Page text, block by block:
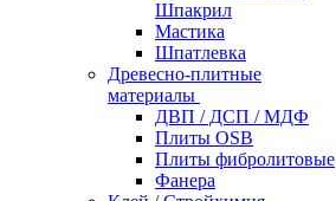
Шпакрил
Мастика
Шпатлевка
Древесно-плитные
материалы
ДВП / ДСП / МДФ
Плиты OSB
Плиты фибролитовые
Фанера